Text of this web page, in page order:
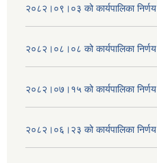
२०८२।०९।०३ को कार्यपालिका निर्णय
२०८२।०८।०८ को कार्यपालिका निर्णय
२०८२।०७।१५ को कार्यपालिका निर्णय
२०८२।०६।२३ को कार्यपालिका निर्णय